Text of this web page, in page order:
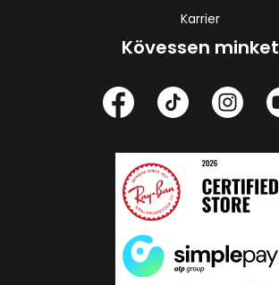
Karrier
Kövessen minket